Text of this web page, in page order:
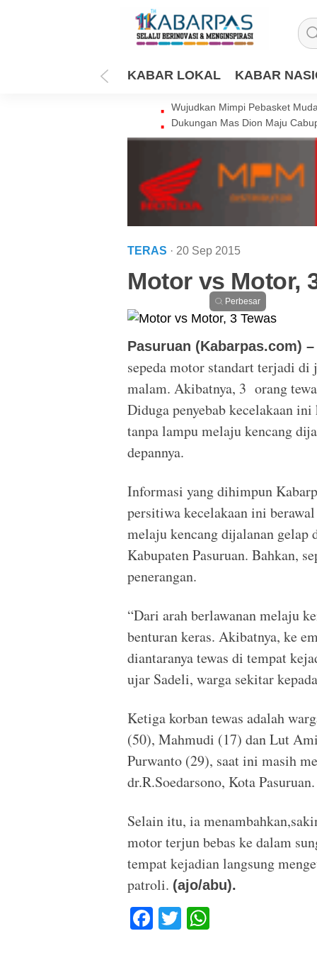
KABAR LOKAL KABAR
Wujudkan Mimpi Pebasket
Dukungan Mas Dion Maju
TERAS · 20 Sep 2015
Motor vs Motor,
Perbesar
Pasuruan (Kabarpas.com) –
sepeda motor standart terjadi
malam. Akibatnya, 3 orang
Diduga penyebab kecelakaan
tanpa lampu melaju kencang
depannya.
Informasi yang dihimpun
persitiwa kecelakaan ini
melaju kencang dijalanan gelap
Kabupaten Pasuruan. Bahkan,
penerangan.
“Dari arah berlawanan melaju
benturan keras. Akibatnya, ke
diantaranya tewas di tempat
ujar Sadeli, warga sekitar
Ketiga korban tewas adalah
(50), Mahmudi (17) dan Lut
Purwanto (29), saat ini masih
dr.R.Soedarsono, Kota Pasuruan.
Selain itu, ia
motor terjun bebas ke dalam
tempat kejadian langsung
patroli. (ajo/abu).
F
T